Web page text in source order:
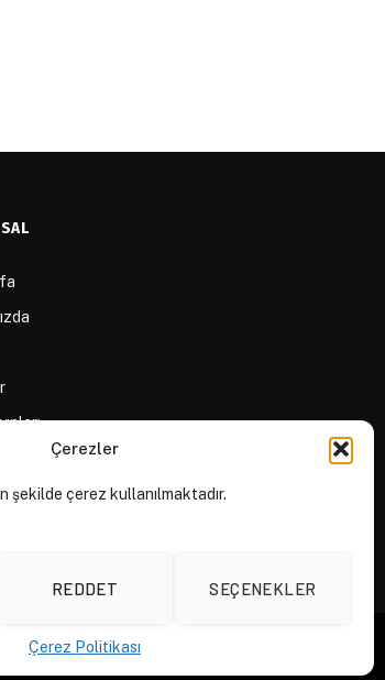
Çerezler
şekilde çerez kullanılmaktadır.
REDDET SEÇENEKLER
Çerez Politikası
ve Yazım
Açık Rıza Beyanı